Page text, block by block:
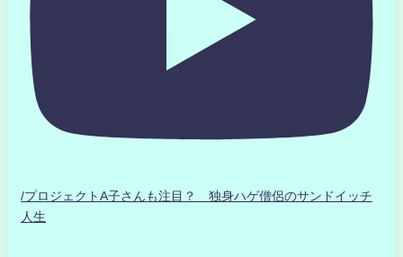
/プロジェクトA子さんも注目？ 独身ハゲ僧侶のサンドイッチ
人生